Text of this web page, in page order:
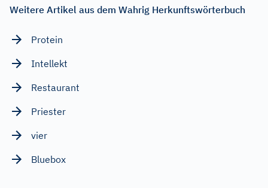
Weitere Artikel aus dem Wahrig Herkunftswörterbuch
Protein
Intellekt
Restaurant
Priester
vier
Bluebox